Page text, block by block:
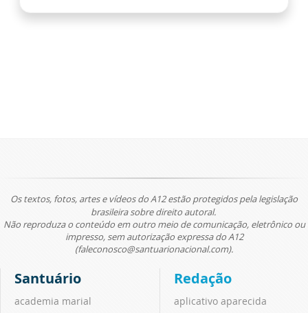
Os textos, fotos, artes e vídeos do A12 estão protegidos pela legislação
brasileira sobre direito autoral.
Não reproduza o conteúdo em outro meio de comunicação, eletrônico ou
impresso, sem autorização expressa do A12
(faleconosco@santuarionacional.com).
Santuário
academia marial
Redação
aplicativo aparecida